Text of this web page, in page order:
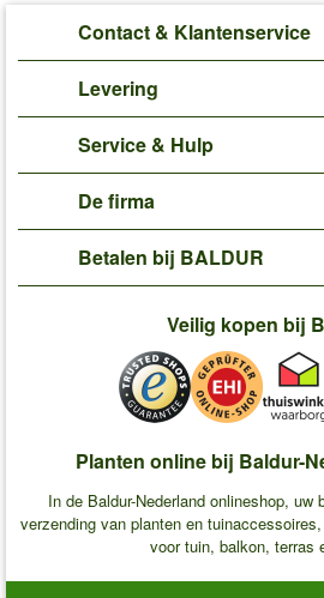
Contact & Klantenservice
Levering
Service & Hulp
De firma
Betalen bij BALDUR
Veilig kopen bij
Planten online bij Baldur-
In de Baldur-Nederland onlineshop, uw
verzending van planten en
voor tuin, balkon, terras